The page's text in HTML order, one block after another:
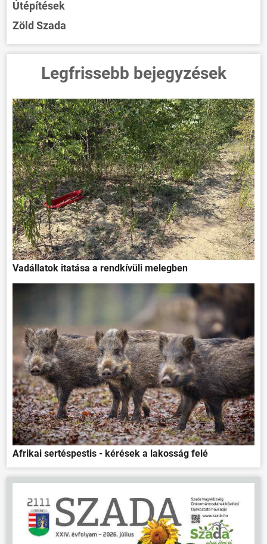
Útépítések
Zöld Szada
Legfrissebb bejegyzések
Vadállatok itatása a rendkívüli melegben
Afrikai sertéspestis - kérések a lakosság felé